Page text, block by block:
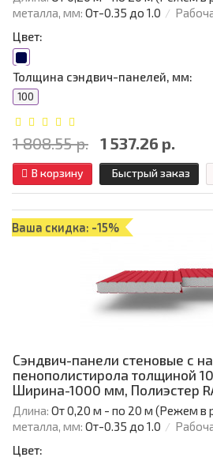
металла, мм: От-0.35 до 1.0
Цвет:
Толщина сэндвич-панелей, мм:
100
1 808.55 р. 1 537.26 р.
В корзину Быстрый заказ
Ваша скидка: -15%
Сэндвич-панели стеновые с
пенополистирола толщиной
Ширина-1000 мм, Полиэстер
Длина: От 0,20 м - по 20 м (Режем в
металла, мм: От-0.35 до 1.0
Цвет: